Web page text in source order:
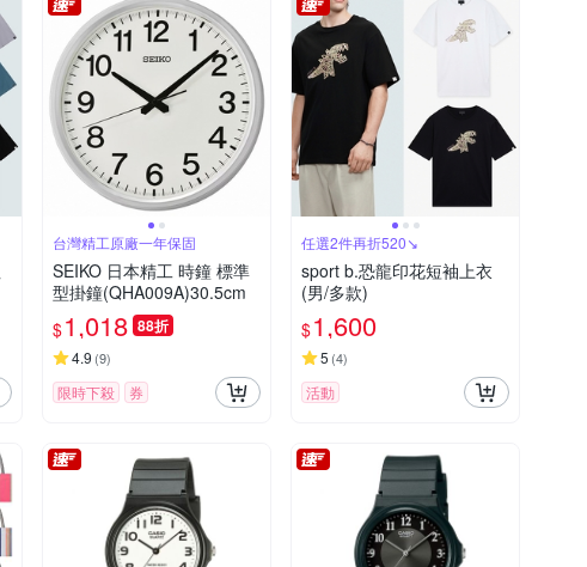
台灣精工原廠一年保固
SEIKO 日本精工 時鐘 標準
型掛鐘(QHA009A)30.5cm
$1,018 88折
4.9 (9)
限時下殺 券
任選2件再折520↘
sport b.恐龍印花短袖上衣
(男/多款)
$1,600
5 (4)
活動